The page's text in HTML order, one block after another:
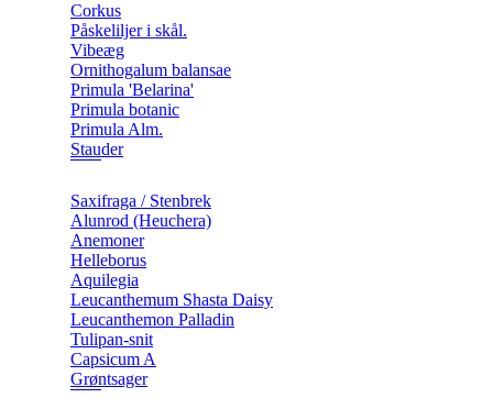
Corkus
Påskeliljer i skål.
Vibeæg
Ornithogalum balansae
Primula 'Belarina'
Primula botanic
Primula Alm.
Stauder
Saxifraga / Stenbrek
Alunrod (Heuchera)
Anemoner
Helleborus
Aquilegia
Leucanthemum Shasta Daisy
Leucanthemon Palladin
Tulipan-snit
Capsicum A
Grøntsager